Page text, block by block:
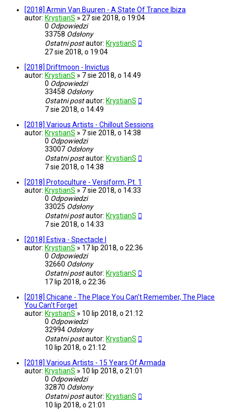
[2018] Armin Van Buuren - A State Of Trance Ibiza
autor: KrystianS » 27 sie 2018, o 19:04
0 Odpowiedzi
33758 Odsłony
Ostatni postautor: KrystianS
27 sie 2018, o 19:04
[2018] Driftmoon - Invictus
autor: KrystianS » 7 sie 2018, o 14:49
0 Odpowiedzi
33458 Odsłony
Ostatni postautor: KrystianS
7 sie 2018, o 14:49
[2018] Various Artists - Chillout Sessions
autor: KrystianS » 7 sie 2018, o 14:38
0 Odpowiedzi
33007 Odsłony
Ostatni postautor: KrystianS
7 sie 2018, o 14:38
[2018] Protoculture - Versiform, Pt. 1
autor: KrystianS » 7 sie 2018, o 14:33
0 Odpowiedzi
33025 Odsłony
Ostatni postautor: KrystianS
7 sie 2018, o 14:33
[2018] Estiva - Spectacle I
autor: KrystianS » 17 lip 2018, o 22:36
0 Odpowiedzi
32660 Odsłony
Ostatni postautor: KrystianS
17 lip 2018, o 22:36
[2018] Chicane - The Place You Can't Remember, The Place
You Can't Forget
autor: KrystianS » 10 lip 2018, o 21:12
0 Odpowiedzi
32994 Odsłony
Ostatni postautor: KrystianS
10 lip 2018, o 21:12
[2018] Various Artists - 15 Years Of Armada
autor: KrystianS » 10 lip 2018, o 21:01
0 Odpowiedzi
32870 Odsłony
Ostatni postautor: KrystianS
10 lip 2018, o 21:01